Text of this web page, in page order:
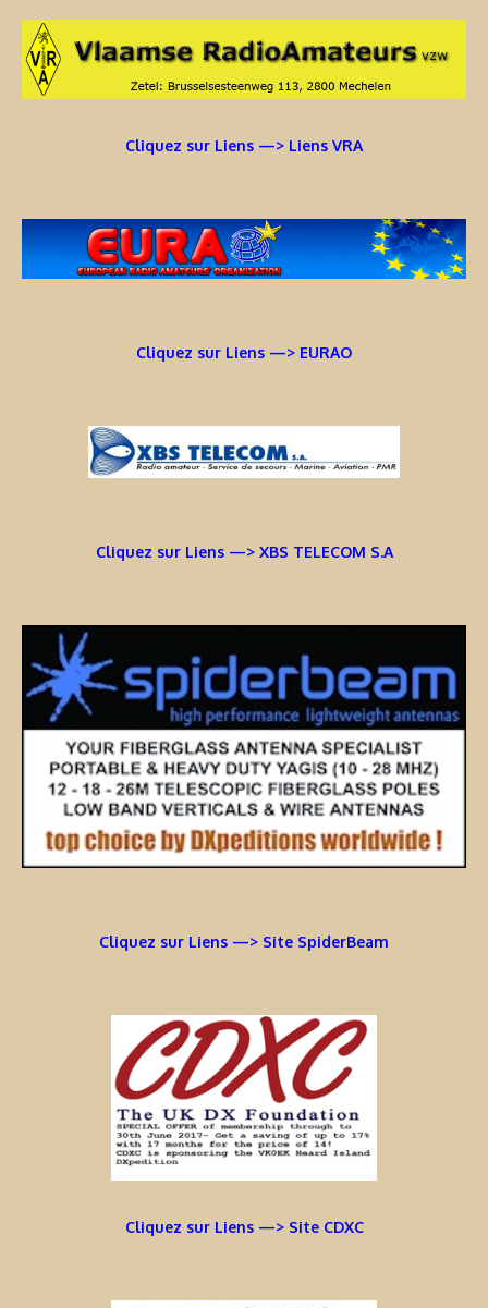
Cliquez sur Liens —> Liens VRA
Cliquez sur Liens —> EURAO
Cliquez sur Liens —> XBS TELECOM S.A
Cliquez sur Liens —> Site SpiderBeam
Cliquez sur Liens —> Site CDXC